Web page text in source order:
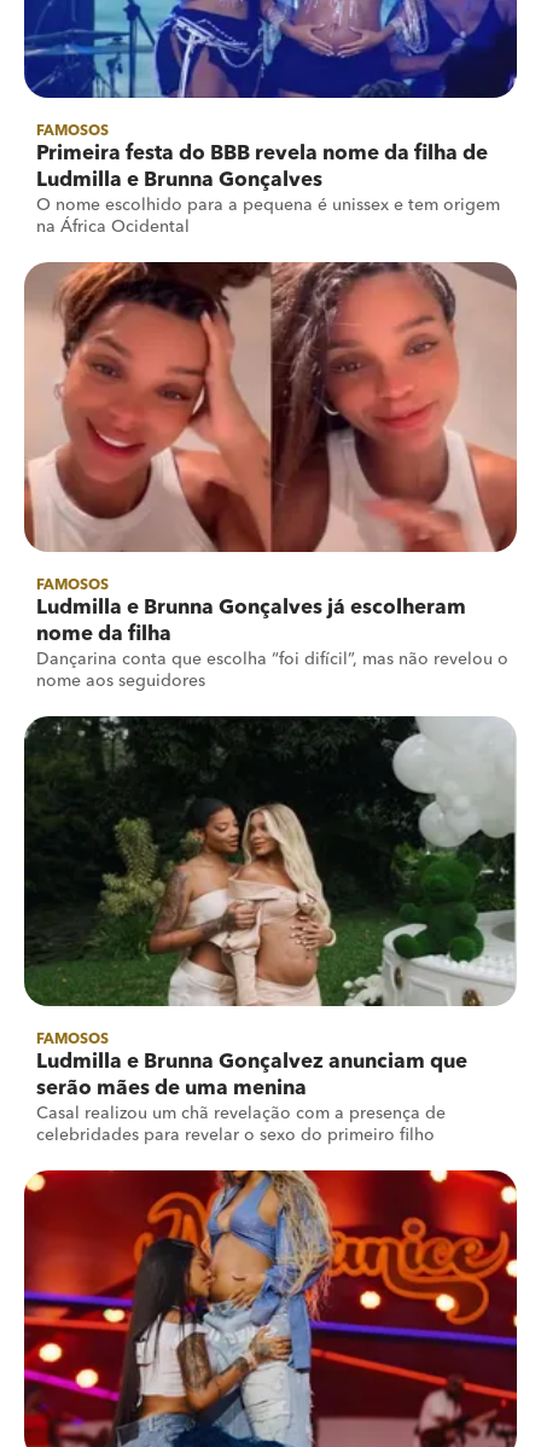
FAMOSOS
Primeira festa do BBB revela nome da filha de
Ludmilla e Brunna Gonçalves
O nome escolhido para a pequena é unissex e tem origem
na África Ocidental
FAMOSOS
Ludmilla e Brunna Gonçalves já escolheram
nome da filha
Dançarina conta que escolha “foi difícil”, mas não revelou o
nome aos seguidores
FAMOSOS
Ludmilla e Brunna Gonçalvez anunciam que
serão mães de uma menina
Casal realizou um chã revelação com a presença de
celebridades para revelar o sexo do primeiro filho